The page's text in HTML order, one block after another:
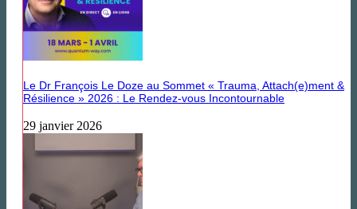
Le Dr François Le Doze au Sommet « Trauma, Attach(e)ment &
Résilience » 2026 : Le Rendez-vous Incontournable
29 janvier 2026